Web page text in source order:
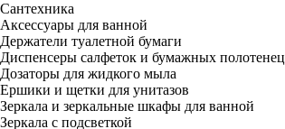
Сантехника
Аксессуары для ванной
Держатели туалетной бумаги
Диспенсеры салфеток и бумажных полотенец
Дозаторы для жидкого мыла
Ершики и щетки для унитазов
Зеркала и зеркальные шкафы для ванной
Зеркала с подсветкой